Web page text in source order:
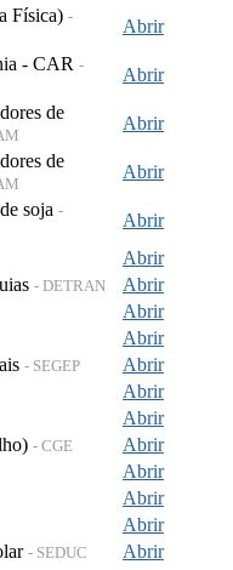
Física) -
Abrir
- CAR -
Abrir
de
Abrir
de
Abrir
soja -
Abrir
Abrir
- DETRAN
Abrir
Abrir
Abrir
- SEGEP
Abrir
Abrir
Abrir
- CGE
Abrir
Abrir
Abrir
Abrir
- SEDUC
Abrir